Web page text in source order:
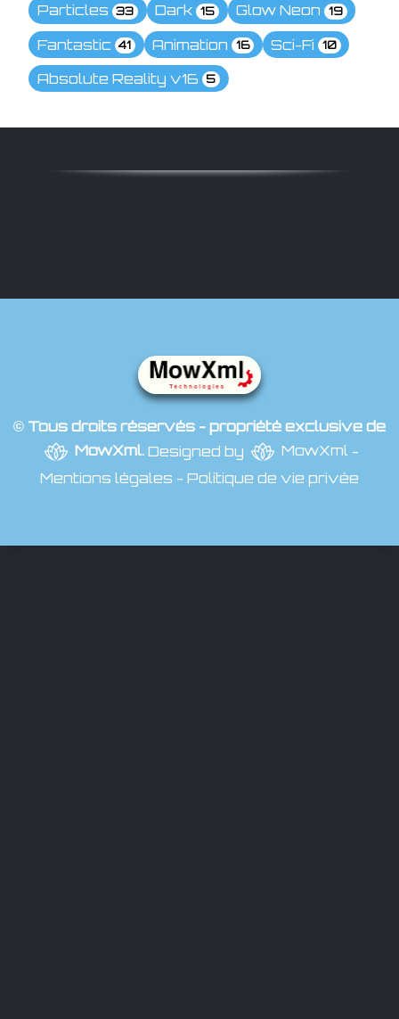
Particles 33 Dark 15 Glow Neon 19
Fantastic 41 Animation 16 Sci-Fi 10
Absolute Reality v16 5
© Tous droits réservés - propriété exclusive de
MowXml.Designed by MowXml-
Mentions légales - Politique de vie privée